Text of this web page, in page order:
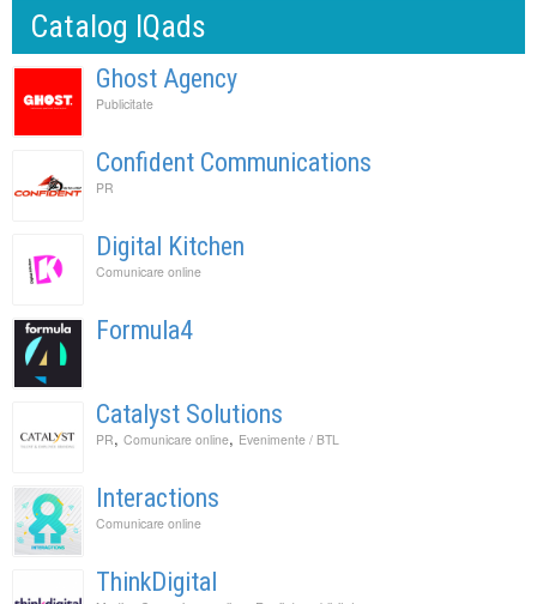
Catalog IQads
Ghost Agency
Publicitate
Confident Communications
PR
Digital Kitchen
Comunicare online
Formula4
Catalyst Solutions
PR, Comunicare online, Evenimente / BTL
Interactions
Comunicare online
ThinkDigital